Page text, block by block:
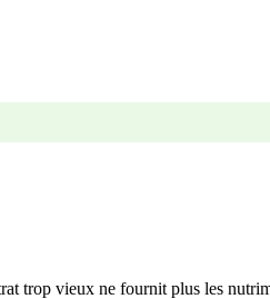
trop vieux ne fournit plus les